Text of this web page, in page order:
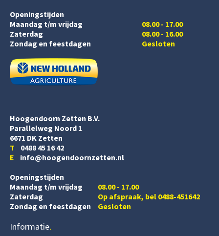
Openingstijden
Maandag t/m vrijdag
Zaterdag
08.00 - 17.00
08.00 - 16.00
Zondag en feestdagen
Gesloten
Hoogendoorn Zetten B.V.
Parallelweg Noord 1
6671 DK Zetten
T 0488 45 16 42
E info@hoogendoornzetten.nl
Openingstijden
Maandag t/m vrijdag
08.00 - 17.00
Zaterdag
Op afspraak, bel 0488-451642
Zondag en feestdagen
Gesloten
Informatie